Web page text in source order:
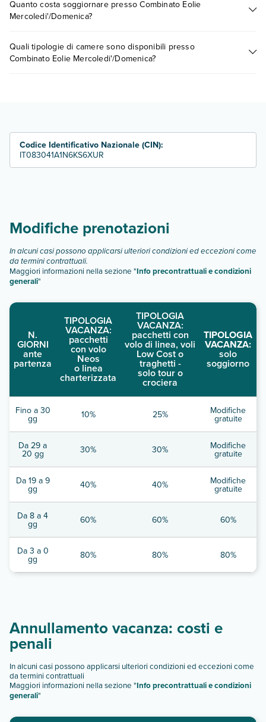
presso Combinato Eolie Mercoledi'/Domenica. Scoprile tutte
nellasezione dedicata
Quanto costa soggiornare presso Combinato Eolie
Mercoledi'/Domenica?
variare in base a vari fattori (per es. date, condizioni dell'hotel,
ecc). Per consultare i prezzi, compila il motore di ricerca e
Quali tipologie di camere sono disponibili presso
Combinato Eolie Mercoledi'/Domenica?
Scopri tutti i dettagli nel paragrafo dedicato "
descrizione".
Codice Identificativo Nazionale (CIN):
IT083041A1N6KS6XUR
Modifiche prenotazioni
In alcuni casi possono applicarsi ulteriori condizioni ed eccezioni come
da termini contrattuali.
Maggiori informazioni nella sezione "Info precontrattuali e condizioni
generali"
N.
GIORNI
ante
partenza
TIPOLOGIA
VACANZA:
pacchetti
con volo
Neos
o linea
charterizzata
TIPOLOGIA
VACANZA:
pacchetti con
volo di linea, voli
Low Cost o
traghetti -
solo tour o
crociera
TIPOLOGIA
VACANZA:
solo
soggiorno
Fino a 30
gg 10% 25% Modifiche
gratuite
Da 29 a
20 gg 30% 30% Modifiche
gratuite
Da 19 a 9
gg 40% 40% Modifiche
gratuite
Da 8 a 4
gg 60% 60% 60%
Da 3 a 0
gg 80% 80% 80%
Annullamento vacanza: costi e
penali
In alcuni casi possono applicarsi ulteriori condizioni ed eccezioni come
da termini contrattuali
Maggiori informazioni nella sezione "Info precontrattuali e condizioni
generali"